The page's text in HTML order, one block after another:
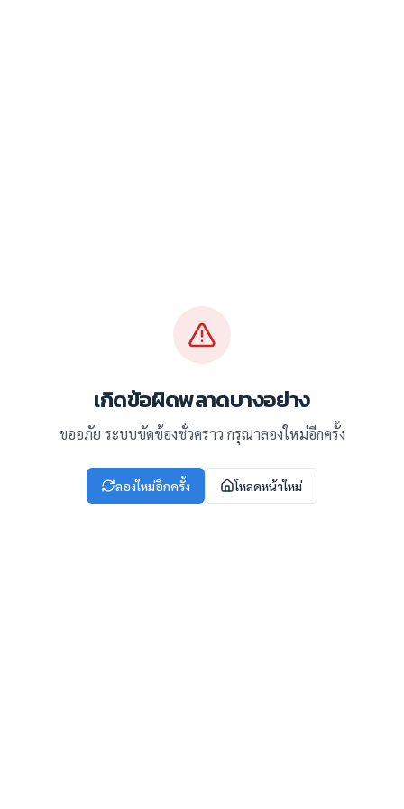
เกิดข้อผิดพลาดบางอย่าง
ขออภัย ระบบขัดข้องชั่วคราว กรุณาลองใหม่อีกครั้ง
ลองใหม่อีกครั้ง โหลดหน้าใหม่